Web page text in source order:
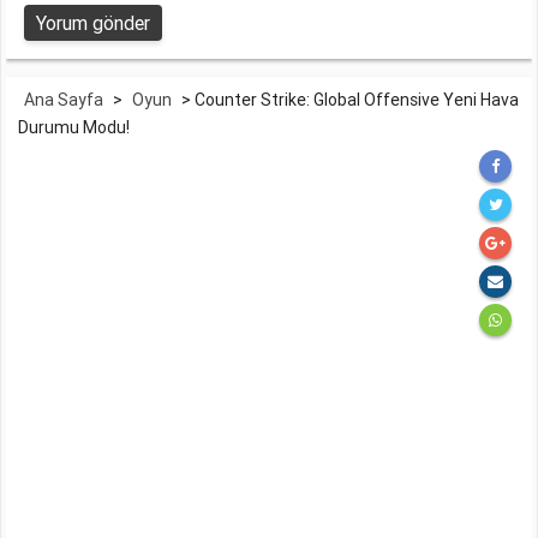
Ana Sayfa > Oyun >Counter Strike: Global Offensive Yeni Hava
Durumu Modu!